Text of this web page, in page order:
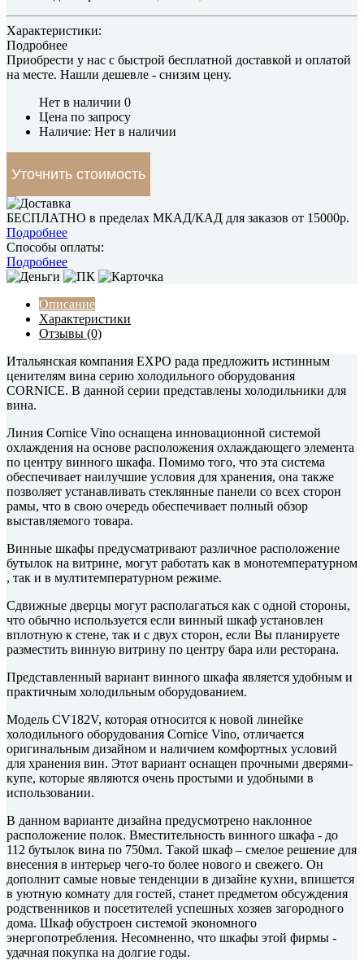
Характеристики:
Подробнее
Приобрести у нас с быстрой бесплатной доставкой и оплатой
на месте. Нашли дешевле - снизим цену.
Нет в наличии 0
Цена по запросу
Наличие: Нет в наличии
Уточнить стоимость
БЕСПЛАТНО в пределах МКАД/КАД для заказов от 15000р.
Подробнее
Способы оплаты:
Подробнее
Описание
Характеристики
Отзывы (0)
Итальянская компания EXPO рада предложить истинным
ценителям вина серию холодильного оборудования
CORNICE. В данной серии представлены холодильники для
вина.
Линия Cornice Vino оснащена инновационной системой
охлаждения на основе расположения охлаждающего элемента
по центру винного шкафа. Помимо того, что эта система
обеспечивает наилучшие условия для хранения, она также
позволяет устанавливать стеклянные панели со всех сторон
рамы, что в свою очередь обеспечивает полный обзор
выставляемого товара.
Винные шкафы предусматривают различное расположение
бутылок на витрине, могут работать как в монотемпературном
, так и в мултитемпературном режиме.
Сдвижные дверцы могут располагаться как с одной стороны,
что обычно используется если винный шкаф установлен
вплотную к стене, так и с двух сторон, если Вы планируете
разместить винную витрину по центру бара или ресторана.
Представленный вариант винного шкафа является удобным и
практичным холодильным оборудованием.
Модель CV182V, которая относится к новой линейке
холодильного оборудования Cornice Vino, отличается
оригинальным дизайном и наличием комфортных условий
для хранения вин. Этот вариант оснащен прочными дверями-
купе, которые являются очень простыми и удобными в
использовании.
В данном варианте дизайна предусмотрено наклонное
расположение полок. Вместительность винного шкафа - до
112 бутылок вина по 750мл. Такой шкаф – смелое решение для
внесения в интерьер чего-то более нового и свежего. Он
дополнит самые новые тенденции в дизайне кухни, впишется
в уютную комнату для гостей, станет предметом обсуждения
родственников и посетителей успешных хозяев загородного
дома. Шкаф обустроен системой экономного
энергопотребления. Несомненно, что шкафы этой фирмы -
удачная покупка на долгие годы.